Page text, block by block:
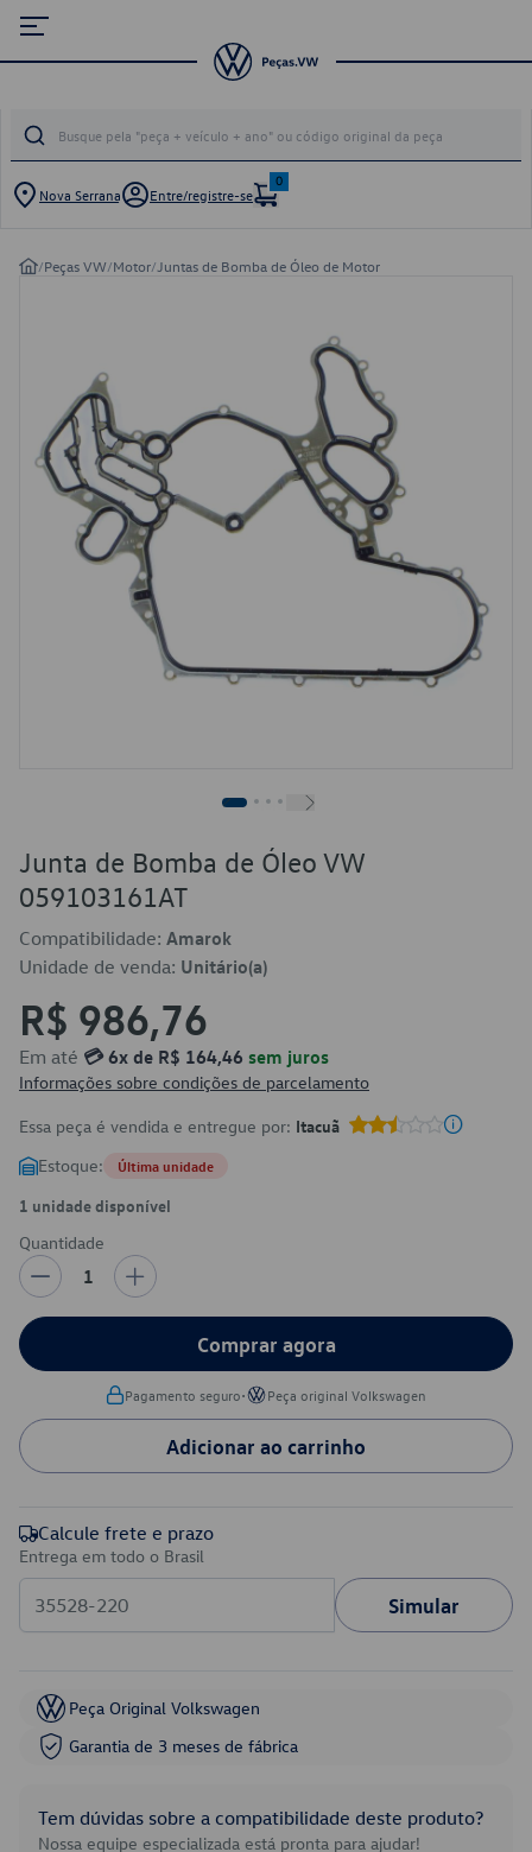
Nova Serrana Entre/registre-se
0
/Peças VW/Motor/ Juntas de Bomba de Óleo de Motor
Junta de Bomba de Óleo VW
059103161AT
Compatibilidade: Amarok
Unidade de venda: Unitário(a)
R$ 986,76
Em até 💳 6x de R$ 164,46 sem juros
Informações sobre condições de parcelamento
Essa peça é vendida e entregue por: Itacuã
Estoque: Última unidade
1 unidade disponível
Quantidade
1
Comprar agora
Pagamento seguro• Peça original Volkswagen
Adicionar ao carrinho
Calcule frete e prazo
Entrega em todo o Brasil
Simular
Peça Original Volkswagen
Garantia de 3 meses de fábrica
Tem dúvidas sobre a compatibilidade deste produto?
Nossa equipe especializada está pronta para ajudar!